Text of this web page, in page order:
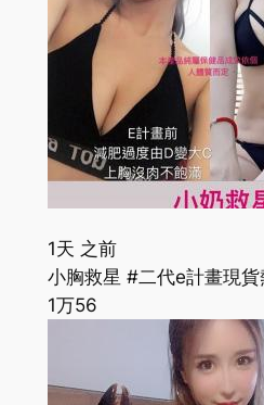
1天 之前
小胸救星 #二代e計畫現貨
1万56